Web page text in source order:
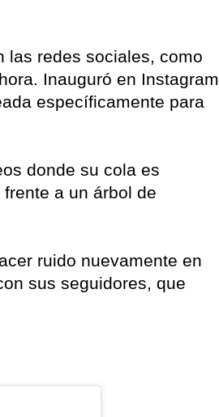
las redes sociales, como
Inauguró en Instagram
específicamente para
donde su cola es
a un árbol de
ruido nuevamente en
sus seguidores, que